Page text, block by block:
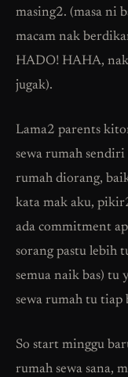
masing2. (masa ni
macam nak
HADO! HAHA,
jugak).
Lama2 parents
sewa rumah
rumah diorang,
kata mak aku,
ada commitment
sorang pastu lebih
semua naik bas) tu
sewa rumah tu
So start minggu
rumah sewa sana,